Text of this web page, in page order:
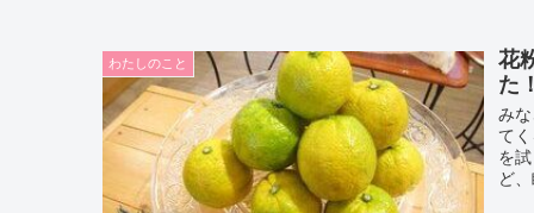
わたしのこと
花
た
み
て
を
ど